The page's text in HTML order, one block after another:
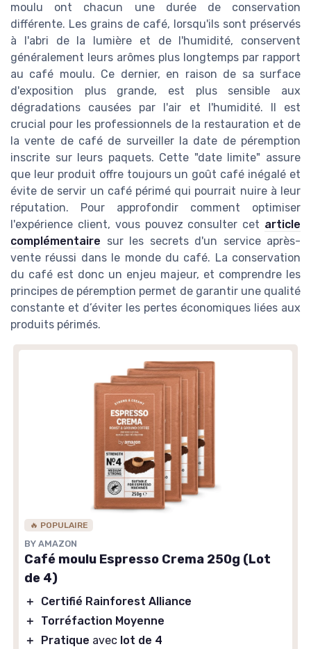
moulu ont chacun une durée de conservation
différente. Les grains de café, lorsqu'ils sont préservés
à l'abri de la lumière et de l'humidité, conservent
généralement leurs arômes plus longtemps par rapport
au café moulu. Ce dernier, en raison de sa surface
d'exposition plus grande, est plus sensible aux
dégradations causées par l'air et l'humidité. Il est
crucial pour les professionnels de la restauration et de
la vente de café de surveiller la date de péremption
inscrite sur leurs paquets. Cette "date limite" assure
que leur produit offre toujours un goût café inégalé et
évite de servir un café périmé qui pourrait nuire à leur
réputation. Pour approfondir comment optimiser
l'expérience client, vous pouvez consulter cet article
complémentaire sur les secrets d'un service après-
vente réussi dans le monde du café. La conservation
du café est donc un enjeu majeur, et comprendre les
principes de péremption permet de garantir une qualité
constante et d’éviter les pertes économiques liées aux
produits périmés.
🔥 POPULAIRE
BY AMAZON
Café moulu Espresso Crema 250g (Lot
de 4)
＋
Certifié Rainforest Alliance
＋
Torréfaction Moyenne
＋
Pratique avec lot de 4